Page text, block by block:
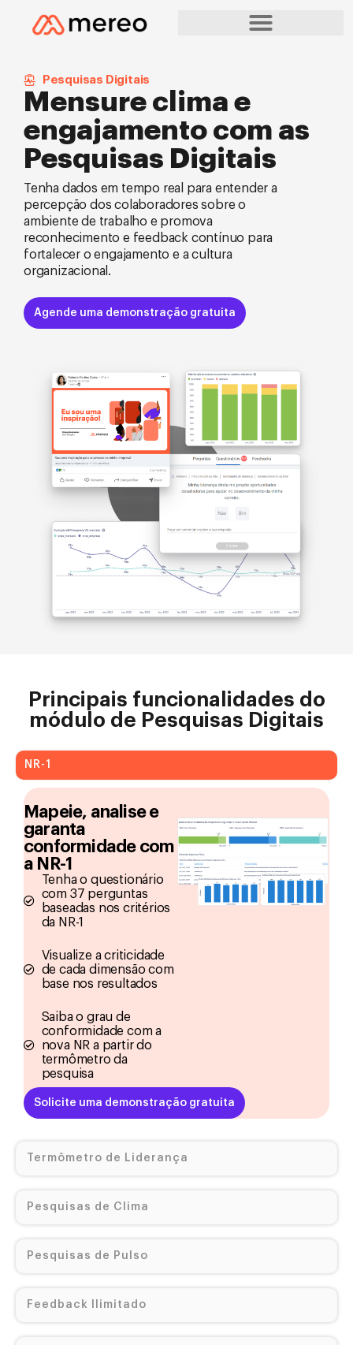
Pesquisas Digitais
Mensure clima e
engajamento com as
Pesquisas Digitais
Tenha dados em tempo real para entender a
percepção dos colaboradores sobre o
ambiente de trabalho e promova
reconhecimento e feedback contínuo para
fortalecer o engajamento e a cultura
organizacional.
Agende uma demonstração gratuita
Principais funcionalidades do
módulo de Pesquisas Digitais
NR-1
Termômetro de Liderança
Pesquisas de Clima
Pesquisas de Pulso
Feedback Ilimitado
Mapeie, analise e
garanta
conformidade com
a NR-1
Tenha o questionário
com 37 perguntas
baseadas nos critérios
da NR-1
Visualize a criticidade
de cada dimensão com
base nos resultados
Saiba o grau de
conformidade com a
nova NR a partir do
termômetro da
pesquisa
Solicite uma demonstração gratuita